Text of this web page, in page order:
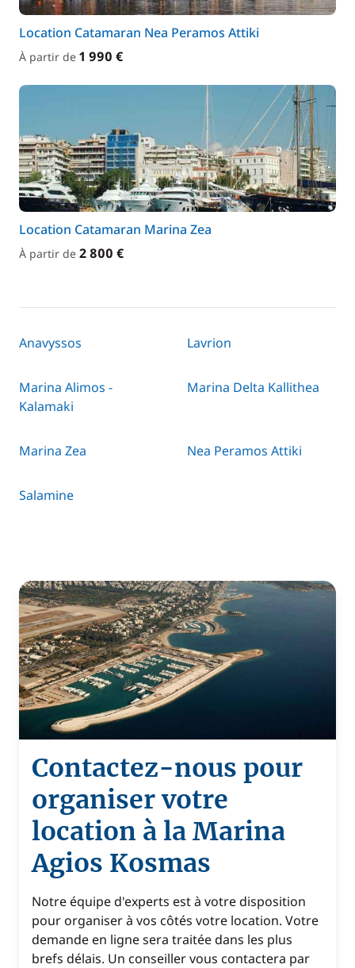
Location Catamaran Nea Peramos Attiki
À partir de 1 990 €
Location Catamaran Marina Zea
À partir de 2 800 €
Anavyssos Lavrion
Marina Alimos -
Kalamaki
Marina Delta Kallithea
Marina Zea Nea Peramos Attiki
Salamine
Contactez-nous pour
organiser votre
location à la Marina
Agios Kosmas
Notre équipe d'experts est à votre disposition
pour organiser à vos côtés votre location. Votre
demande en ligne sera traitée dans les plus
brefs délais. Un conseiller vous contactera par